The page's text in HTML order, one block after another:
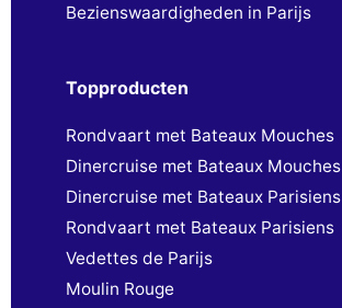
Bezienswaardigheden in Parijs
Topproducten
Rondvaart met Bateaux Mouches
Dinercruise met Bateaux Mouches
Dinercruise met Bateaux Parisiens
Rondvaart met Bateaux Parisiens
Vedettes de Parijs
Moulin Rouge